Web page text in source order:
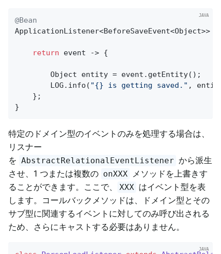
@Bean
ApplicationListener<BeforeSaveEvent<Object>>
return event -> {
        Object entity = event.getEntity();
        LOG.info(
"{} is getting saved." ,
    };
}
特定のドメイン型のイベントのみを処理する場合は、
リスナー
を AbstractRelationalEventListener から派生
させ、1 つまたは複数の onXXX メソッドを上書きす
ることができます。ここで、
XXX はイベント型を表
します。コールバックメソッドは、ドメイン型とその
サブ型に関連するイベントに対してのみ呼び出される
ため、さらにキャストする必要はありません。